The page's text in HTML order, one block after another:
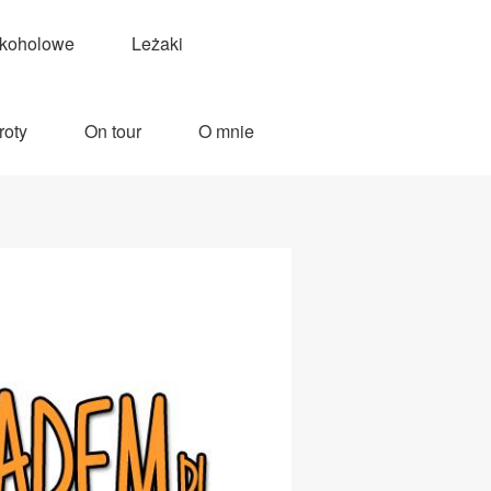
Leżaki
On tour O mnie